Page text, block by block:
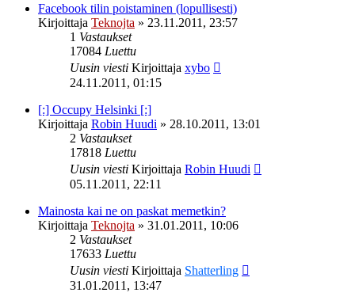
Facebook tilin poistaminen (lopullisesti)
Kirjoittaja Teknojta » 23.11.2011, 23:57
1 Vastaukset
17084 Luettu
Uusin viesti Kirjoittaja xybo
24.11.2011, 01:15
[:] Occupy Helsinki [:]
Kirjoittaja Robin Huudi » 28.10.2011, 13:01
2 Vastaukset
17818 Luettu
Uusin viesti Kirjoittaja Robin Huudi
05.11.2011, 22:11
Mainosta kai ne on paskat memetkin?
Kirjoittaja Teknojta » 31.01.2011, 10:06
2 Vastaukset
17633 Luettu
Uusin viesti Kirjoittaja Shatterling
31.01.2011, 13:47